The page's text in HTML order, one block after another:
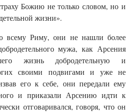
Божию не только словом, но и
жизни».
всему Риму, они не нашли более
мужа, как Арсения
жизнь добродетельную и
своими подвигами и уже не
его к себе, они передали ему
и приказали Арсению идти к
отговаривался, говоря, что он